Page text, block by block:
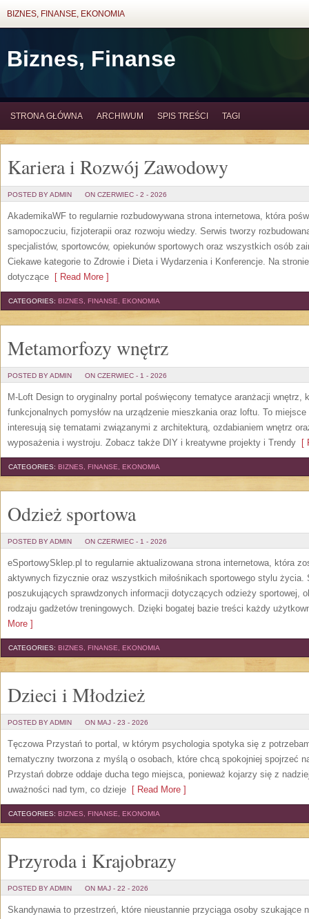
BIZNES, FINANSE, EKONOMIA
Biznes, Finanse
STRONA GŁÓWNA ARCHIWUM SPIS TREŚCI TAGI
Kariera i Rozwój Zawodowy
POSTED BY ADMIN ON CZERWIEC - 2 - 2026
AkademikaWF to regularnie rozbudowywana strona internetowa, która
samopoczuciu, fizjoterapii oraz rozwoju wiedzy. Serwis tworzy
specjalistów, sportowców, opiekunów sportowych oraz wszystkich osób
Ciekawe kategorie to Zdrowie i Dieta i Wydarzenia i Konferencje. Na
dotyczące [ Read More ]
CATEGORIES: BIZNES, FINANSE, EKONOMIA
Metamorfozy wnętrz
POSTED BY ADMIN ON CZERWIEC - 1 - 2026
M-Loft Design to oryginalny portal poświęcony tematyce aranżacji wnętrz,
funkcjonalnych pomysłów na urządzenie mieszkania oraz loftu. To
interesują się tematami związanymi z architekturą, ozdabianiem wnętrz
wyposażenia i wystroju. Zobacz także DIY i kreatywne projekty i Trendy [
CATEGORIES: BIZNES, FINANSE, EKONOMIA
Odzież sportowa
POSTED BY ADMIN ON CZERWIEC - 1 - 2026
eSportowySklep.pl to regularnie aktualizowana strona internetowa, która
aktywnych fizycznie oraz wszystkich miłośnikach sportowego stylu życia.
poszukujących sprawdzonych informacji dotyczących odzieży sportowej,
rodzaju gadżetów treningowych. Dzięki bogatej bazie treści każdy
More ]
CATEGORIES: BIZNES, FINANSE, EKONOMIA
Dzieci i Młodzież
POSTED BY ADMIN ON MAJ - 23 - 2026
Tęczowa Przystań to portal, w którym psychologia spotyka się z
tematyczny tworzona z myślą o osobach, które chcą spokojniej spojrzeć
Przystań dobrze oddaje ducha tego miejsca, ponieważ kojarzy się z
uważności nad tym, co dzieje [ Read More ]
CATEGORIES: BIZNES, FINANSE, EKONOMIA
Przyroda i Krajobrazy
POSTED BY ADMIN ON MAJ - 22 - 2026
Skandynawia to przestrzeń, które nieustannie przyciąga osoby szukające